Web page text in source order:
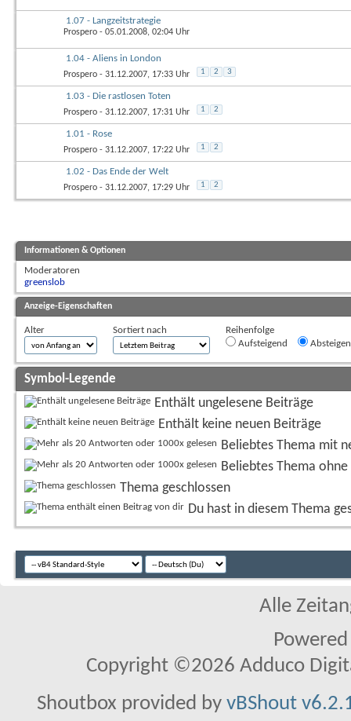
1.07 - Langzeitstrategie
Prospero - 05.01.2008, 02:04 Uhr
1.04 - Aliens in London
Prospero - 31.12.2007, 17:33 Uhr 1 2 3
1.03 - Die rastlosen Toten
Prospero - 31.12.2007, 17:31 Uhr 1 2
1.01 - Rose
Prospero - 31.12.2007, 17:22 Uhr 1 2
1.02 - Das Ende der Welt
Prospero - 31.12.2007, 17:29 Uhr 1 2
Informationen & Optionen
Moderatoren
greenslob
Anzeige-Eigenschaften
Alter Sortiert nach
Reihenfolge
Aufsteigend
Symbol-Legende
Enthält ungelesene Beiträge
Enthält keine neuen Beiträge
Beliebtes Thema mit
Beliebtes Thema
Thema geschlossen
Du hast in diesem Thema
Alle
Copyright ©2026 Adduco
Shoutbox provided by vBShout